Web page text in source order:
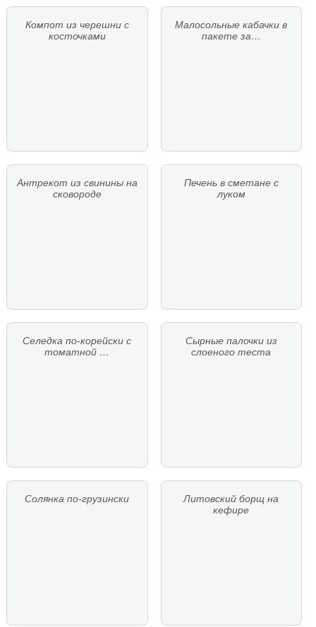
Компот из черешни с
косточками
Малосольные кабачки в
пакете за…
Антрекот из свинины на
сковороде
Печень в сметане с
луком
Селедка по-корейски с
томатной …
Сырные палочки из
слоеного теста
Солянка по-грузински
Литовский борщ на
кефире